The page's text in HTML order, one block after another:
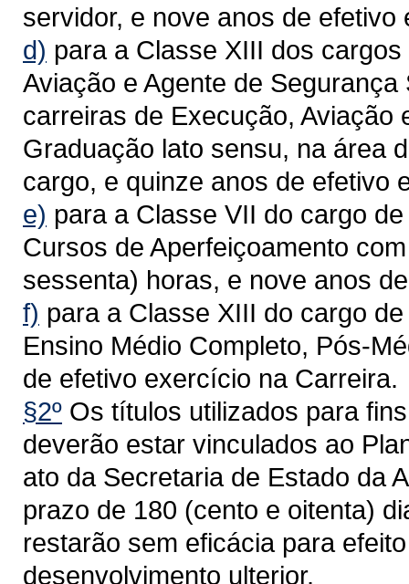
servidor, e nove anos de
d) para a Classe XIII dos
Aviação e Agente de
carreiras de Execução,
Graduação lato sensu, na área
cargo, e quinze anos de efetivo
e) para a Classe VII do cargo
Cursos de Aperfeiçoamento
sessenta) horas, e nove anos
f) para a Classe XIII do cargo
Ensino Médio Completo, Pós-
de efetivo exercício na Carreira.
§2º Os títulos utilizados para
deverão estar vinculados ao
ato da Secretaria de Estado da
prazo de 180 (cento e oitenta)
restarão sem eficácia para
desenvolvimento ulterior.